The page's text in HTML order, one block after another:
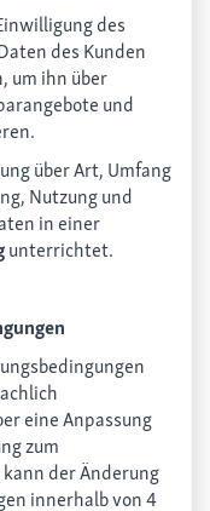
des
des Kunden
um ihn über
und
über Art, Umfang
Nutzung und
in einer
unterrichtet.
eine Anpassung
zum
der Änderung
innerhalb von 4